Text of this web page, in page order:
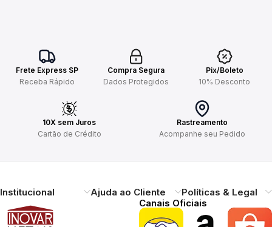
Frete Express SP
Receba Rápido
Compra Segura
Dados Protegidos
Pix/Boleto
10% Desconto
10X sem Juros
Cartão de Crédito
Rastreamento
Acompanhe seu Pedido
Institucional Ajuda ao Cliente Políticas & Legal
Canais Oficiais